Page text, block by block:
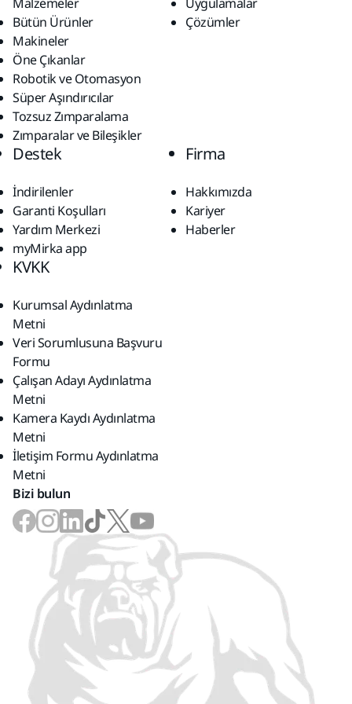
Bütün Ürünler
Makineler
Öne Çıkanlar
Robotik ve Otomasyon
Süper Aşındırıcılar
Tozsuz Zımparalama
Zımparalar ve Bileşikler
Çözümler
Destek
İndirilenler
Garanti Koşulları
Yardım Merkezi
myMirka app
Firma
Hakkımızda
Kariyer
Haberler
KVKK
Kurumsal Aydınlatma
Metni
Veri Sorumlusuna Başvuru
Formu
Çalışan Adayı Aydınlatma
Metni
Kamera Kaydı Aydınlatma
Metni
İletişim Formu Aydınlatma
Metni
Bizi bulun